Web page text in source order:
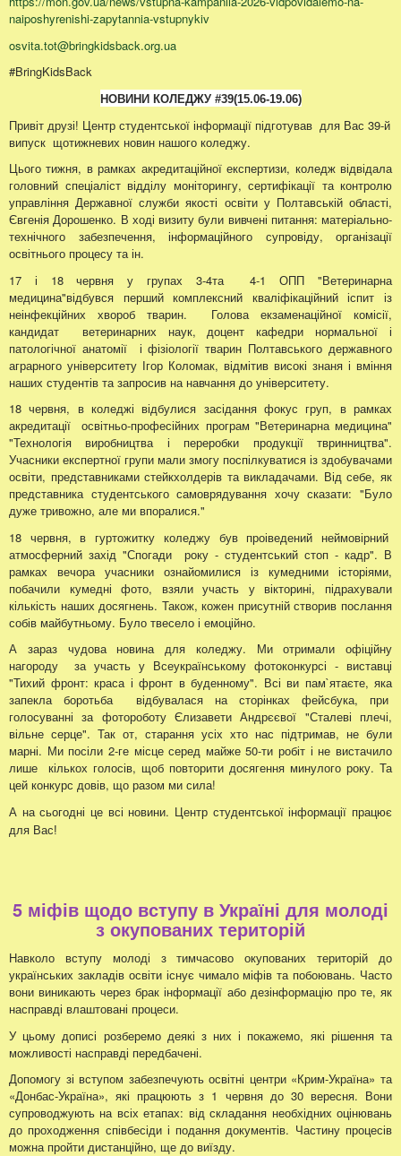
naiposhyrenishi-zapytannia-vstupnykiv
osvita.tot@bringkidsback.org.ua
#BringKidsBack
НОВИНИ КОЛЕДЖУ #39(15.06-19.06)
Привіт друзі! Центр студентської інформації підготував для Вас 39-й
випуск щотижневих новин нашого коледжу.
Цього тижня, в рамках акредитаційної експертизи, коледж відвідала
головний спеціаліст відділу моніторингу, сертифікації та контролю
управління Державної служби якості освіти у Полтавській області,
Євгенія Дорошенко. В ході визиту були вивчені питання: матеріально-
технічного забезпечення, інформаційного супровіду, організації
освітнього процесу та ін.
17 і 18 червня у групах 3-4та 4-1 ОПП "Ветеринарна
медицина"відбувся перший комплексний кваліфікаційний іспит із
неінфекційних хвороб тварин. Голова екзаменаційної комісії,
кандидат ветеринарних наук, доцент кафедри нормальної і
патологічної анатомії і фізіології тварин Полтавського державного
аграрного університету Ігор Коломак, відмітив високі знаня і вміння
наших студентів та запросив на навчання до університету.
18 червня, в коледжі відбулися засідання фокус груп, в рамках
акредитації освітньо-професійних програм "Ветеринарна медицина"
"Технологія виробництва і переробки продукції твринництва".
Учасники експертної групи мали змогу поспілкуватися із здобувачами
освіти, представниками стейкхолдерів та викладачами. Від себе, як
представника студентського самоврядування хочу сказати: "Було
дуже тривожно, але ми впоралися."
18 червня, в гуртожитку коледжу був проіведений неймовірний
атмосферний захід "Спогади року - студентський стоп - кадр". В
рамках вечора учасники ознайомилися із кумедними історіями,
побачили кумедні фото, взяли участь у вікторині, підрахували
кількість наших досягнень. Також, кожен присутній створив послання
собів майбутньому. Було твесело і емоційно.
А зараз чудова новина для коледжу. Ми отримали офіційну
нагороду за участь у Всеукраїнському фотоконкурсі - виставці
"Тихий фронт: краса і фронт в буденному". Всі ви пам`ятаєте, яка
запекла боротьба відбувалася на сторінках фейсбука, при
голосуванні за фотороботу Єлизавети Андрєєвої "Сталеві плечі,
вільне серце". Так от, старання усіх хто нас підтримав, не були
марні. Ми посіли 2-ге місце серед майже 50-ти робіт і не вистачило
лише кількох голосів, щоб повторити досягення минулого року. Та
цей конкурс довів, що разом ми сила!
А на сьогодні це всі новини. Центр студентської інформації працює
для Вас!
5 міфів щодо вступу в Україні для молоді
з окупованих територій
Навколо вступу молоді з тимчасово окупованих територій до
українських закладів освіти існує чимало міфів та побоювань. Часто
вони виникають через брак інформації або дезінформацію про те, як
насправді влаштовані процеси.
У цьому дописі розберемо деякі з них і покажемо, які рішення та
можливості насправді передбачені.
Допомогу зі вступом забезпечують освітні центри «Крим-Україна» та
«Донбас-Україна», які працюють з 1 червня до 30 вересня. Вони
супроводжують на всіх етапах: від складання необхідних оцінювань
до проходження співбесіди і подання документів. Частину процесів
можна пройти дистанційно, ще до виїзду.